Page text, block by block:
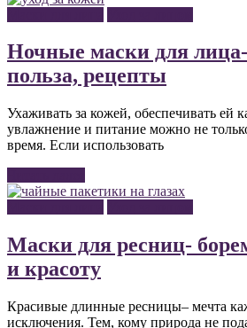
Ночные маски для лица-
польза, рецепты
Ухаживать за кожей, обеспечивать ей
увлажнение и питание можно не
время. Если использовать
Маски для ресниц-
и красоту
Красивые длинные ресницы– мечта
исключения. Тем, кому природа не